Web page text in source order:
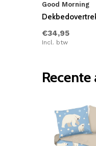
Good Morning
€34,95
Incl. btw